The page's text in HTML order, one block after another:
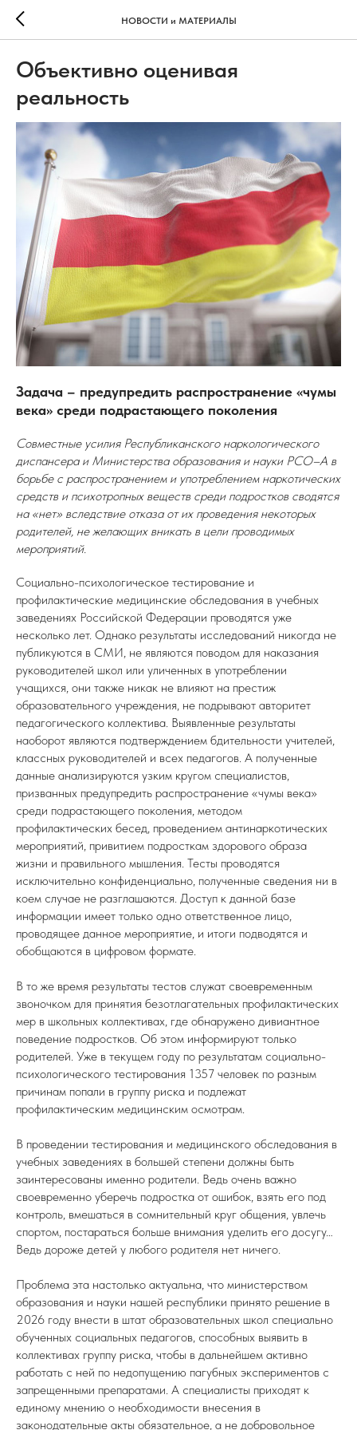
НОВОСТИ и МАТЕРИАЛЫ
Объективно оценивая
реальность
Задача – предупредить распространение «чумы
века» среди подрастающего поколения
Совместные усилия Республиканского наркологического
диспансера и Министерства образования и науки РСО–А в
борьбе с распространением и употреблением наркотических
средств и психотропных веществ среди подростков сводятся
на «нет» вследствие отказа от их проведения некоторых
родителей, не желающих вникать в цели проводимых
мероприятий.
Социально-психологическое тестирование и
профилактические медицинские обследования в учебных
заведениях Российской Федерации проводятся уже
несколько лет. Однако результаты исследований никогда не
публикуются в СМИ, не являются поводом для наказания
руководителей школ или уличенных в употреблении
учащихся, они также никак не влияют на престиж
образовательного учреждения, не подрывают авторитет
педагогического коллектива. Выявленные результаты
наоборот являются подтверждением бдительности учителей,
классных руководителей и всех педагогов. А полученные
данные анализируются узким кругом специалистов,
призванных предупредить распространение «чумы века»
среди подрастающего поколения, методом
профилактических бесед, проведением антинаркотических
мероприятий, привитием подросткам здорового образа
жизни и правильного мышления. Тесты проводятся
исключительно конфиденциально, полученные сведения ни в
коем случае не разглашаются. Доступ к данной базе
информации имеет только одно ответственное лицо,
проводящее данное мероприятие, и итоги подводятся и
обобщаются в цифровом формате.
В то же время результаты тестов служат своевременным
звоночком для принятия безотлагательных профилактических
мер в школьных коллективах, где обнаружено дивиантное
поведение подростков. Об этом информируют только
родителей. Уже в текущем году по результатам социально-
психологического тестирования 1357 человек по разным
причинам попали в группу риска и подлежат
профилактическим медицинским осмотрам.
В проведении тестирования и медицинского обследования в
учебных заведениях в большей степени должны быть
заинтересованы именно родители. Ведь очень важно
своевременно уберечь подростка от ошибок, взять его под
контроль, вмешаться в сомнительный круг общения, увлечь
спортом, постараться больше внимания уделить его досугу…
Ведь дороже детей у любого родителя нет ничего.
Проблема эта настолько актуальна, что министерством
образования и науки нашей республики принято решение в
2026 году внести в штат образовательных школ специально
обученных социальных педагогов, способных выявить в
коллективах группу риска, чтобы в дальнейшем активно
работать с ней по недопущению пагубных экспериментов с
запрещенными препаратами. А специалисты приходят к
единому мнению о необходимости внесения в
законодательные акты обязательное, а не добровольное